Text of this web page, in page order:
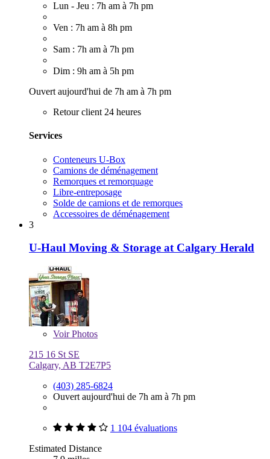
Lun - Jeu : 7h am à 7h pm
Ven : 7h am à 8h pm
Sam : 7h am à 7h pm
Dim : 9h am à 5h pm
Ouvert aujourd'hui de 7h am à 7h pm
Retour client 24 heures
Services
Conteneurs U-Box
Camions de déménagement
Remorques et remorquage
Libre-entreposage
Solde de camions et de remorques
Accessoires de déménagement
3
U-Haul Moving & Storage at Calgary Herald
VoirPhotos
215 16 St SE
Calgary, AB T2E7P5
(403) 285-6824
Ouvert aujourd'hui de 7h am à 7h pm
1 104 évaluations
Estimated Distance